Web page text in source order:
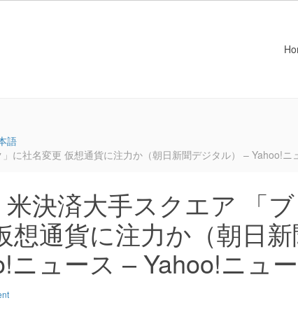
語
に社名変更 仮想通貨に注力か（朝日新聞デジタル） – Yahoo!ニ
決済大手スクエア 「ブ
想通貨に注力か（朝日
ニュース – Yahoo!ニュ